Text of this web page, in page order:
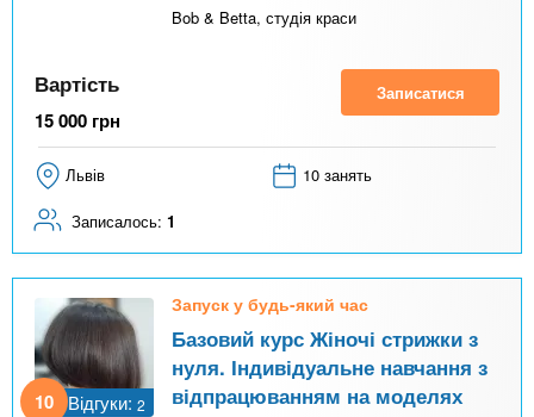
Bob & Betta, студія краси
Вартість
15 000 грн
Записатися
Львів 10 занять
Записалось: 1
10 Відгуки: 2
Запуск у будь-який час
Базовий курс Жіночі стрижки з
нуля. Індивідуальне навчання з
відпрацюванням на моделях